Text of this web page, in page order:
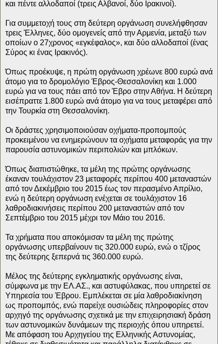
και πέντε αλλοδαποί (τρεις Αλβανοί, δύο Ιρακινοί).
Για συμμετοχή τους στη δεύτερη οργάνωση συνελήφθησαν
τρεις Έλληνες, δύο ομογενείς από την Αρμενία, μεταξύ των
οποίων ο 27χρονος «εγκέφαλος», και δύο αλλοδαποί (ένας
Σύρος κι ένας Ιρακινός).
Όπως προέκυψε, η πρώτη οργάνωση χρέωνε 800 ευρώ ανά
άτομο για το δρομολόγιο Έβρος-Θεσσαλονίκη και 1.000
ευρώ για να τους πάει από τον Έβρο στην Αθήνα. Η δεύτερη
εισέπραττε 1.800 ευρώ ανά άτομο για να τους μεταφέρει από
την Τουρκία στη Θεσσαλονίκη.
Οι δράστες χρησιμοποιούσαν οχήματα-προπομπούς
προκειμένου να ενημερώνουν τα οχήματα μεταφοράς για την
παρουσία αστυνομικών περιπολιών και μπλόκων.
Όπως διαπιστώθηκε, τα μέλη της πρώτης οργάνωσης
έκαναν τουλάχιστον 23 μεταφορές περίπου 400 μεταναστών
από τον Δεκέμβριο του 2015 έως τον περασμένο Απρίλιο,
ενώ η δεύτερη οργάνωση ενέχεται σε τουλάχιστον 16
λαθροδιακινήσεις περίπου 200 μεταναστών από τον
Σεπτέμβριο του 2015 μέχρι τον Μάιο του 2016.
Τα χρήματα που αποκόμισαν τα μέλη της πρώτης
οργάνωσης υπερβαίνουν τις 320.000 ευρώ, ενώ ο τζίρος
της δεύτερης ξεπερνά τις 360.000 ευρώ.
Μέλος της δεύτερης εγκληματικής οργάνωσης είναι,
σύμφωνα με την ΕΛ.ΑΣ., και αστυφύλακας, που υπηρετεί σε
Υπηρεσία του Έβρου. Εμπλέκεται σε μία λαθροδιακίνηση
ως προπομπός, ενώ παρείχε ουσιώδεις πληροφορίες στον
αρχηγό της οργάνωσης σχετικά με την επιχειρησιακή δράση
των αστυνομικών δυνάμεων της περιοχής όπου υπηρετεί.
Με απόφαση του Αρχηγείου της Ελληνικής Αστυνομίας,